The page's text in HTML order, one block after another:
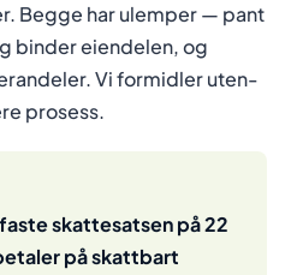
Begge har ulemper — pant
binder eiendelen, og
Vi formidler uten-
prosess.
skattesatsen på 22
på skattbart